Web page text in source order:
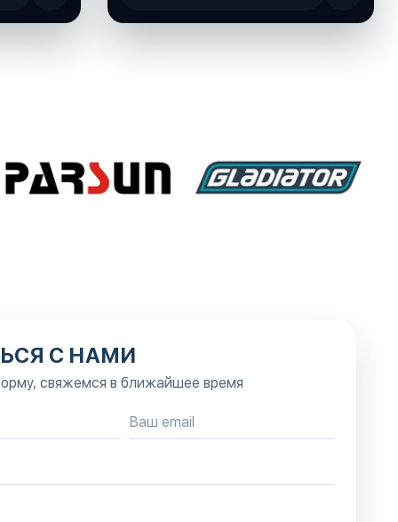
С НАМИ
свяжемся в ближайшее время